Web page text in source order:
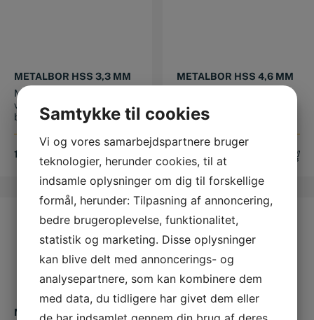
METALBOR HSS 3,3 MM
Metalbor HSS Dette
valsede HSS metalbor kan
bruges til bo...
15,00
METALBOR HSS 4,6 MM
valsede HSS metalbor kan
bruges til bo...
METALBOR HSS 3,6 MM METALBOR HSS 5,3 MM
Samtykke til cookies
Vi og vores samarbejdspartnere bruger
teknologier, herunder cookies, til at
indsamle oplysninger om dig til forskellige
formål, herunder: Tilpasning af annoncering,
bedre brugeroplevelse, funktionalitet,
statistik og marketing. Disse oplysninger
kan blive delt med annoncerings- og
analysepartnere, som kan kombinere dem
med data, du tidligere har givet dem eller